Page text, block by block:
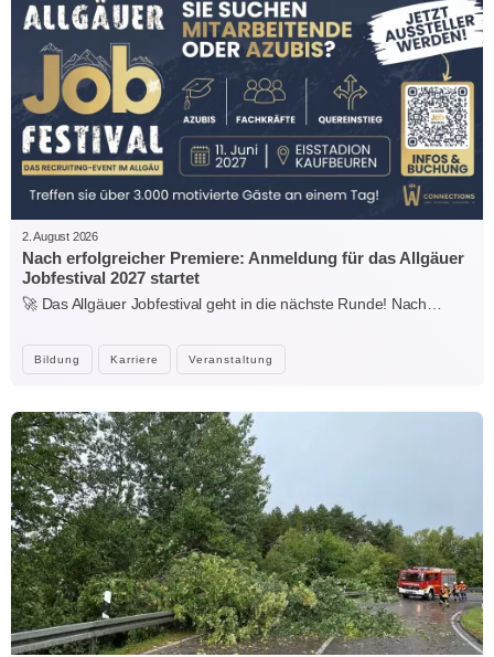
Bildung Karriere Veranstaltung
2. August 2026
Nach erfolgreicher Premiere: Anmeldung für das Allgäuer
Jobfestival 2027 startet
🚀 Das Allgäuer Jobfestival geht in die nächste Runde! Nach…